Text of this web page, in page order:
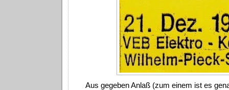
Aus gegeben Anlaß (zum einem ist es